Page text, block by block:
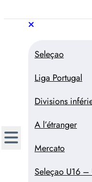
au
Trivela
L'actualité du
Seleçao
Liga Portugal
Divisions
A l’étranger
Mercato
Seleçao U16 –